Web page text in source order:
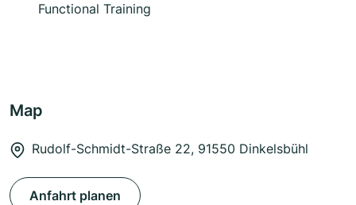
Functional Training
Map
Rudolf-Schmidt-Straße 22, 91550 Dinkelsbühl
Anfahrt planen